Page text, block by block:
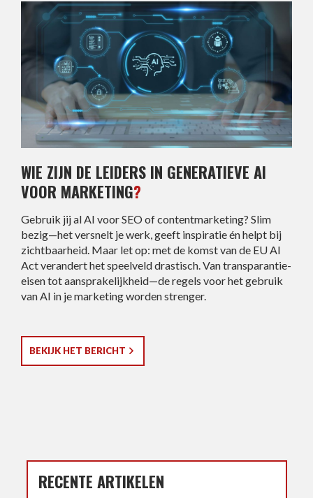
RECENTE ARTIKELEN
WIE ZIJN DE LEIDERS IN GENERATIEVE AI
VOOR MARKETING?
Gebruik jij al AI voor SEO of contentmarketing? Slim
bezig—het versnelt je werk, geeft inspiratie én helpt bij
zichtbaarheid. Maar let op: met de komst van de EU AI
Act verandert het speelveld drastisch. Van transparantie-
eisen tot aansprakelijkheid—de regels voor het gebruik
van AI in je marketing worden strenger.
BEKIJK HET BERICHT